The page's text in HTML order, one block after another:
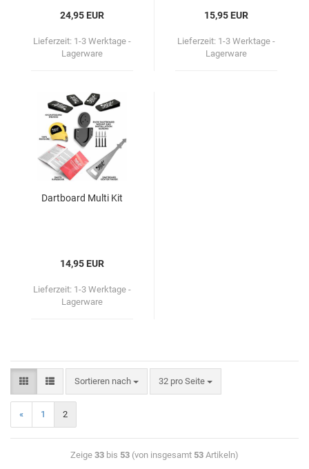
24,95 EUR
Lieferzeit: 1-3 Werktage -
Lagerware
15,95 EUR
Lieferzeit: 1-3 Werktage -
Lagerware
Dart­board Multi Kit
14,95 EUR
Lieferzeit: 1-3 Werktage -
Lagerware
Sortieren nach 32 pro Seite
« 1 2
Zeige 33 bis 53 (von insgesamt 53 Artikeln)